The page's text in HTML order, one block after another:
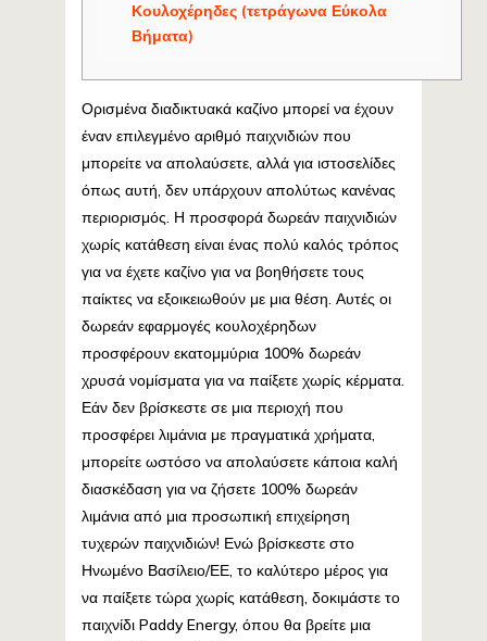
Κουλοχέρηδες (τετράγωνα Εύκολα
Βήματα)
Ορισμένα διαδικτυακά καζίνο μπορεί να έχουν
έναν επιλεγμένο αριθμό παιχνιδιών που
μπορείτε να απολαύσετε, αλλά για ιστοσελίδες
όπως αυτή, δεν υπάρχουν απολύτως κανένας
περιορισμός. Η προσφορά δωρεάν παιχνιδιών
χωρίς κατάθεση είναι ένας πολύ καλός τρόπος
για να έχετε καζίνο για να βοηθήσετε τους
παίκτες να εξοικειωθούν με μια θέση. Αυτές οι
δωρεάν εφαρμογές κουλοχέρηδων
προσφέρουν εκατομμύρια 100% δωρεάν
χρυσά νομίσματα για να παίξετε χωρίς κέρματα.
Εάν δεν βρίσκεστε σε μια περιοχή που
προσφέρει λιμάνια με πραγματικά χρήματα,
μπορείτε ωστόσο να απολαύσετε κάποια καλή
διασκέδαση για να ζήσετε 100% δωρεάν
λιμάνια από μια προσωπική επιχείρηση
τυχερών παιχνιδιών! Ενώ βρίσκεστε στο
Ηνωμένο Βασίλειο/ΕΕ, το καλύτερο μέρος για
να παίξετε τώρα χωρίς κατάθεση, δοκιμάστε το
παιχνίδι Paddy Energy, όπου θα βρείτε μια